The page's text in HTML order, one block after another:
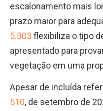
escalonamento mais
prazo maior para
5.303 flexibiliza o tipo
apresentado para
vegetação em uma
Apesar de incluída
510, de setembro de